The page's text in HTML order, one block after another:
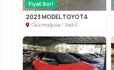
Fiyat Sor!
2023 MODEL TOYOTA
Gazimağusa / Vadili